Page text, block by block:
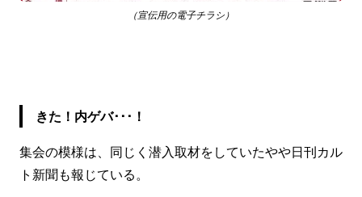
（宣伝用の電子チラシ）
きた！内ゲバ･･･！
集会の模様は、同じく潜入取材をしていたやや日刊カル
ト新聞も報じている。